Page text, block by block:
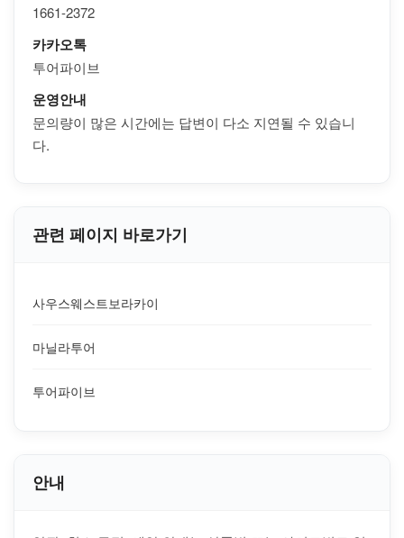
1661-2372
카카오톡
투어파이브
운영안내
문의량이 많은 시간에는 답변이 다소 지연될 수 있습니
다.
관련 페이지 바로가기
사우스웨스트보라카이
마닐라투어
투어파이브
안내